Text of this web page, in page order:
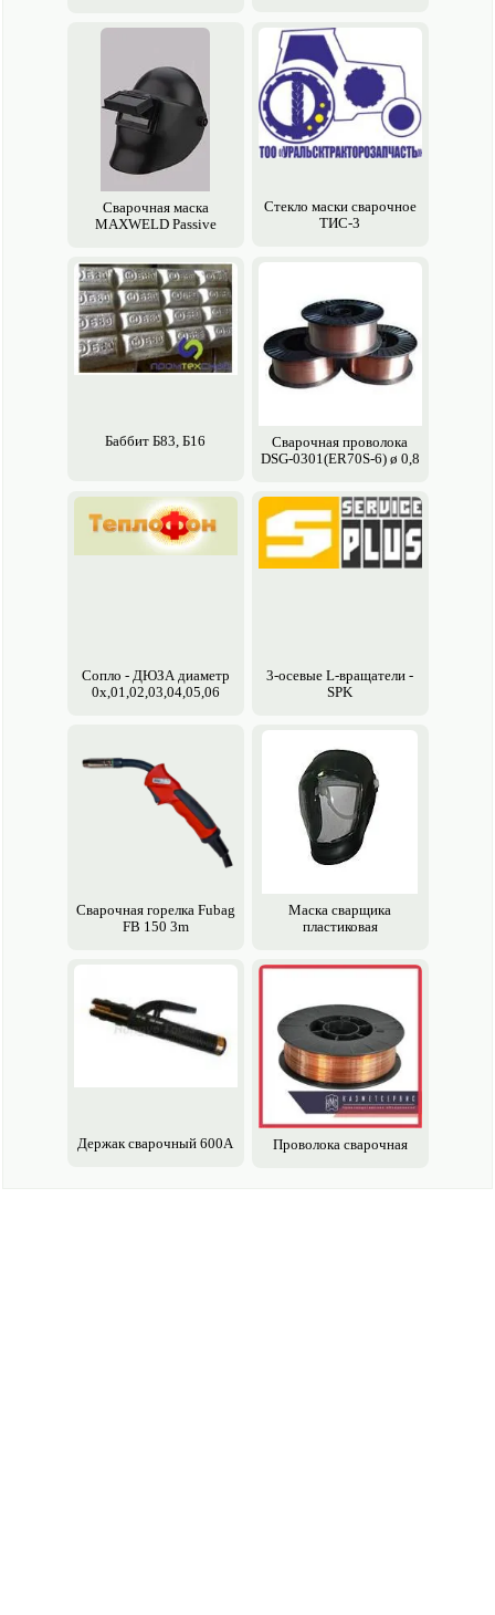
Сварочная маска
MAXWELD Passive
Стекло маски сварочное
ТИС-3
Баббит Б83, Б16
Сварочная проволока
DSG-0301(ER70S-6) ø 0,8
Сопло - ДЮЗА диаметр
0х,01,02,03,04,05,06
3-осевые L-вращатели -
SPK
Сварочная горелка Fubag
FB 150 3m
Маска сварщика
пластиковая
Держак сварочный 600А Проволока сварочная